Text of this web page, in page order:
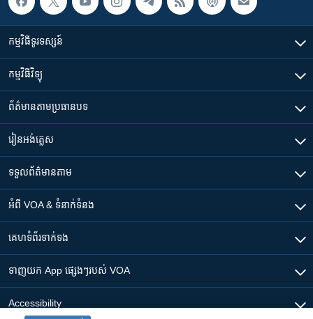
កម្មវិធី​ទូរទស្សន៍
កម្មវិធី​វិទ្យុ
ព័ត៌មាន​តាមប្រធានបទ​
រៀន​​អង់គ្លេស
ទទួល​ព័ត៌មាន​តាម
អំពី​ VOA & ទំនាក់ទំនង
គេហទំព័រ​​ទាក់ទង
ទាញយក​ App ផ្សេងៗ​របស់​ VOA
Accessibility